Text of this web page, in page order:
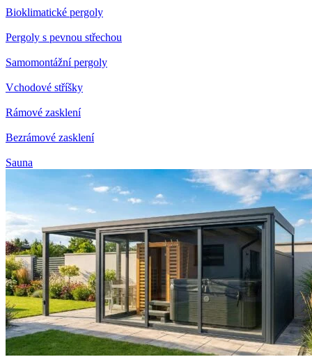
Bioklimatické pergoly
Pergoly s pevnou střechou
Samomontážní pergoly
Vchodové stříšky
Rámové zasklení
Bezrámové zasklení
Sauna